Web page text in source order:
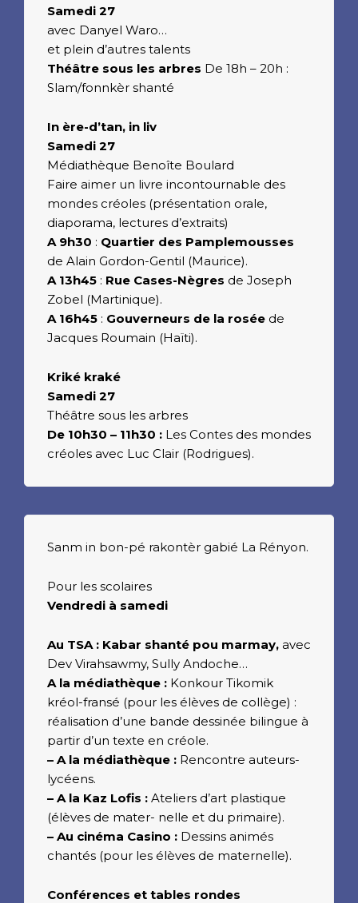
Samedi 27
avec Danyel Waro…
et plein d’autres talents
Théâtre sous les arbres De 18h – 20h :
Slam/fonnkèr shanté
In ère-d’tan, in liv
Samedi 27
Médiathèque Benoîte Boulard
Faire aimer un livre incontournable des
mondes créoles (présentation orale,
diaporama, lectures d’extraits)
A 9h30 : Quartier des Pamplemousses
de Alain Gordon-Gentil (Maurice).
A 13h45 : Rue Cases-Nègres de Joseph
Zobel (Martinique).
A 16h45 : Gouverneurs de la rosée de
Jacques Roumain (Haïti).
Kriké kraké
Samedi 27
Théâtre sous les arbres
De 10h30 – 11h30 : Les Contes des mondes
créoles avec Luc Clair (Rodrigues).
Sanm in bon-pé rakontèr gabié La Rényon.
Pour les scolaires
Vendredi à samedi
Au TSA : Kabar shanté pou marmay, avec
Dev Virahsawmy, Sully Andoche…
A la médiathèque : Konkour Tikomik
kréol-fransé (pour les élèves de collège) :
réalisation d’une bande dessinée bilingue à
partir d’un texte en créole.
– A la médiathèque : Rencontre auteurs-
lycéens.
– A la Kaz Lofis : Ateliers d’art plastique
(élèves de mater- nelle et du primaire).
– Au cinéma Casino : Dessins animés
chantés (pour les élèves de maternelle).
Conférences et tables rondes